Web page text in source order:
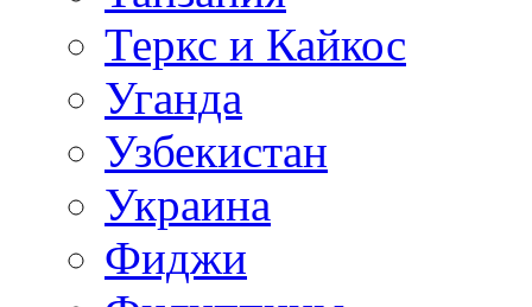
Теркс и Кайкос
Уганда
Узбекистан
Украина
Фиджи